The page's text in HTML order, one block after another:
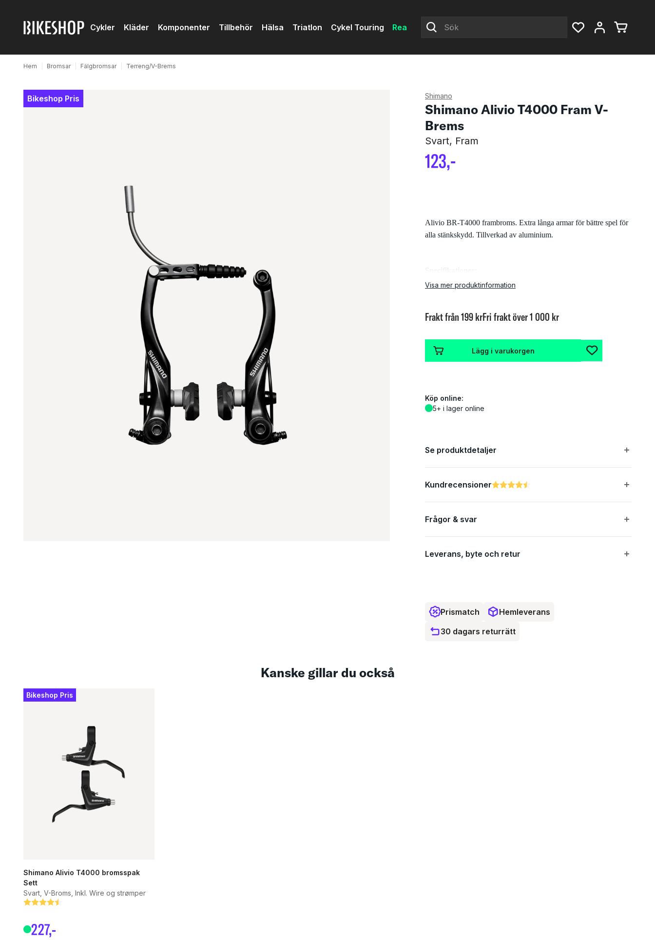
Cykler Kläder Komponenter Tillbehör Hälsa Triatlon Cykel Touring Rea
Hem Bromsar Fälgbromsar Terreng/V-Brems
Shimano
Shimano Alivio T4000 Fram V-
Brems
Svart, Fram
123,-
Bikeshop Pris
Alivio BR-T4000 frambroms. Extra långa armar för bättre spel för
alla stänkskydd. Tillverkad av aluminium.
Färg: svart
Material: Aluminium
Vikt:
Visa mer produktinformation
Frakt från 199 krFri frakt över 1 000 kr
Lägg i varukorgen
Köp online:
5+ i lager online
Se produktdetaljer
KundrecensionerBetyg:
4.9 utav 5 stjärnor
Frågor & svar
Leverans, byte och retur
Prismatch
Hemleverans
30 dagars returrätt
Kanske gillar du också
Bikeshop Pris
Shimano Alivio T4000 bromsspak
Sett
Svart, V-Broms, Inkl. Wire og strømper
Betyg:
4.5 utav 5 stjärnor
227,-